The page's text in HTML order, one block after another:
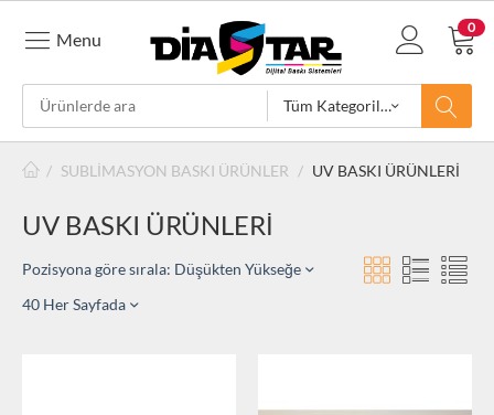
Tüm Kategoriler
0
Menu
/ SUBLİMASYON BASKI ÜRÜNLER / UV BASKI ÜRÜNLERİ
UV BASKI ÜRÜNLERİ
Pozisyona göre sırala: Düşükten Yükseğe
40 Her Sayfada